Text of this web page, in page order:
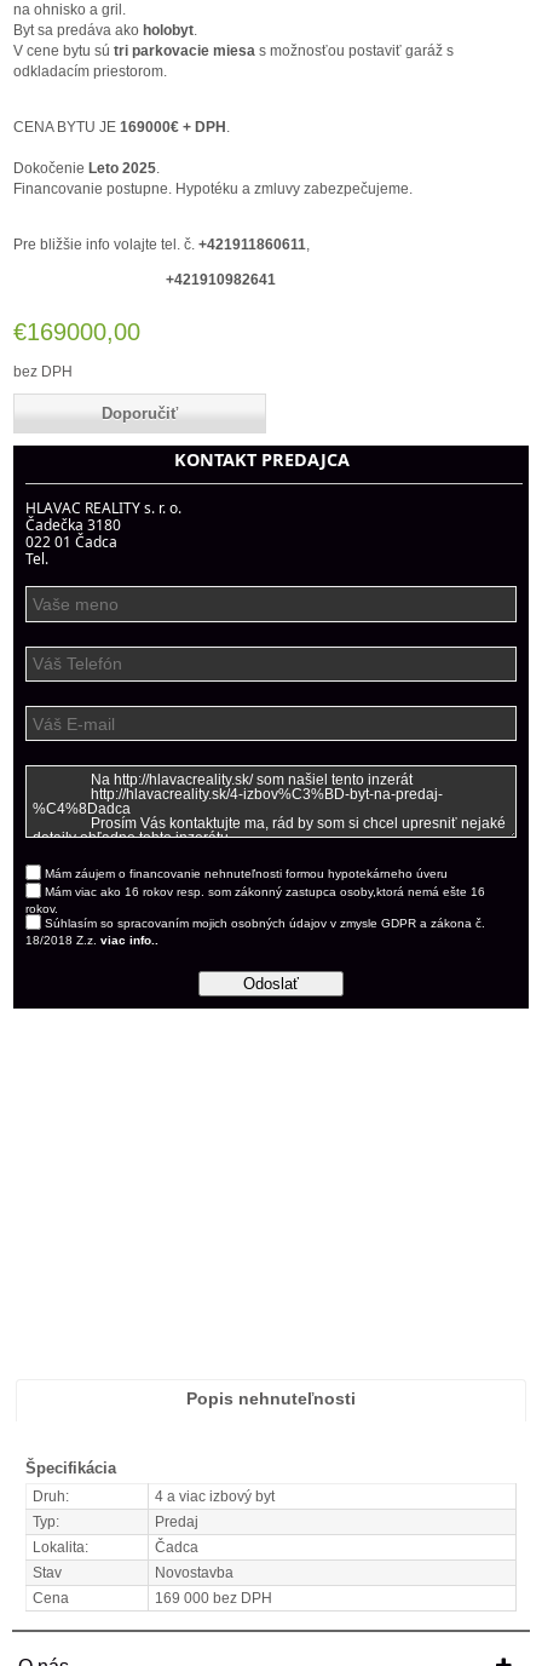
na ohnisko a gril.
Byt sa predáva ako holobyt.
V cene bytu sú tri parkovacie miesa s možnosťou postaviť garáž s
odkladacím priestorom.
CENA BYTU JE 169000€ + DPH .
Dokočenie Leto 2025.
Financovanie postupne. Hypotéku a zmluvy zabezpečujeme.
Pre bližšie info volajte tel. č. +421911860611,
+421910982641
€169000,00
bez DPH
KONTAKT PREDAJCA
HLAVAC REALITY s. r. o.
Čadečka 3180
022 01 Čadca
Tel.
Mám záujem o financovanie nehnuteľnosti formou hypotekárneho úveru
Mám viac ako 16 rokov resp. som zákonný zastupca osoby,ktorá nemá ešte 16
rokov.
Súhlasím so spracovaním mojich osobných údajov v zmysle GDPR a zákona č.
18/2018 Z.z. viac info..
Popis nehnuteľnosti
Špecifikácia
Druh:
4 a viac izbový byt
Typ:
Predaj
Lokalita:
Čadca
Stav
Novostavba
Cena
169 000 bez DPH